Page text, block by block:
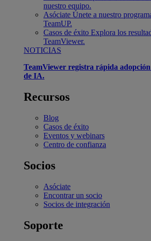
nuestro equipo.
Asóciate Únete a nuestro
TeamUP.
Casos de éxito Explora los
TeamViewer.
NOTICIAS
TeamViewer registra rápida adopción
de IA.
Recursos
Blog
Casos de éxito
Eventos y webinars
Centro de confianza
Socios
Asóciate
Encontrar un socio
Socios de integración
Soporte